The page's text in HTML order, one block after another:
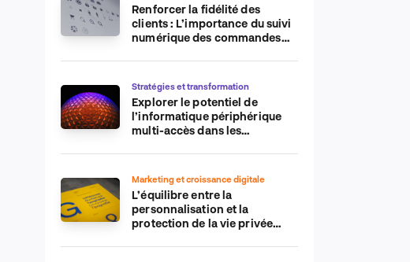
Renforcer la fidélité des
clients : L’importance du suivi
numérique des commandes
commerce électronique
Stratégies et transformation
Explorer le potentiel de
l’informatique périphérique
multi-accès dans les
Marketing et croissance digitale
L’équilibre entre la
personnalisation et la
protection de la vie privée